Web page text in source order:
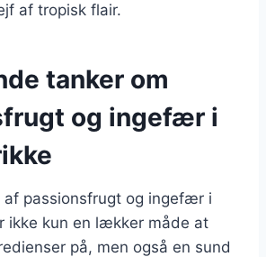
af tropisk flair.
tanker om
og ingefær i
af passionsfrugt og ingefær i
ikke kun en lækker måde at
på, men også en sund